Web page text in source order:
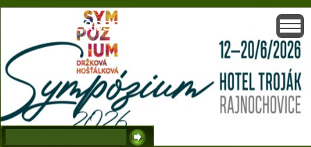
Solisko, zapsaný spolek, Držková